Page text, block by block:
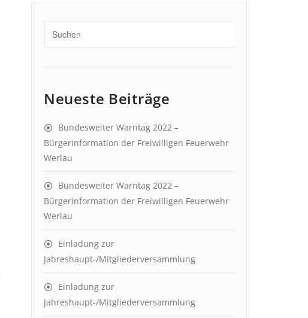
Neueste Beiträge
Bundesweiter Warntag 2022 –
Bürgerinformation der Freiwilligen Feuerwehr
Werlau
Bundesweiter Warntag 2022 –
Bürgerinformation der Freiwilligen Feuerwehr
Werlau
Einladung zur
Jahreshaupt-/Mitgliederversammlung
Einladung zur
Jahreshaupt-/Mitgliederversammlung